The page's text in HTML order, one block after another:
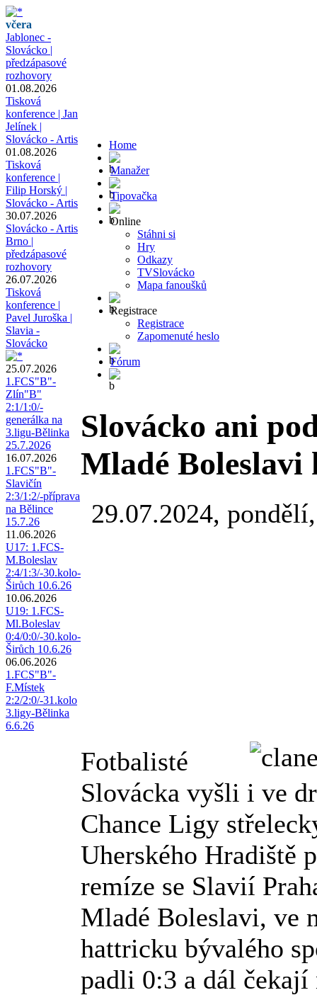
včera
Jablonec -
Slovácko |
předzápasové
rozhovory
01.08.2026
Tisková
konference | Jan
Jelínek |
Slovácko - Artis
01.08.2026
Tisková
konference |
Filip Horský |
Slovácko - Artis
30.07.2026
Slovácko - Artis
Brno |
předzápasové
rozhovory
26.07.2026
Tisková
konference |
Pavel Juroška |
Slavia -
Slovácko
25.07.2026
1.FCS"B"-
Zlín"B"
2:1/1:0/-
generálka na
3.ligu-Bělinka
25.7.2026
16.07.2026
1.FCS"B"-
Slavičín
2:3/1:2/-příprava
na Bělince
15.7.26
11.06.2026
U17: 1.FCS-
M.Boleslav
2:4/1:3/-30.kolo-
Širůch 10.6.26
10.06.2026
U19: 1.FCS-
Ml.Boleslav
0:4/0:0/-30.kolo-
Širůch 10.6.26
06.06.2026
1.FCS"B"-
F.Místek
2:2/2:0/-31.kolo
3.ligy-Bělinka
6.6.26
Home
Manažer
Tipovačka
Online
Stáhni si
Hry
Odkazy
TVSlovácko
Mapa fanoušků
Registrace
Registrace
Zapomenuté heslo
Fórum
Slovácko ani
Mladé
29.07.2024,
Fotbalisté
Slovácka vyšli i ve
Chance Ligy
Uherského Hradiště
remíze se Slavií
Mladé Boleslavi, ve
hattricku bývalého
padli 0:3 a dál